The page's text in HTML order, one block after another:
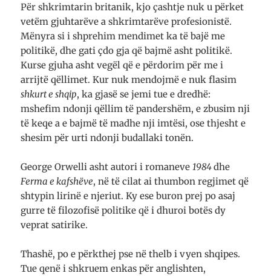
Për shkrimtarin britanik, kjo çashtje nuk u përket
vetëm gjuhtarëve a shkrimtarëve profesionistë.
Mënyra si i shprehim mendimet ka të bajë me
politikë, dhe gati çdo gja që bajmë asht politikë.
Kurse gjuha asht vegël që e përdorim për me i
arrijtë qëllimet. Kur nuk mendojmë e nuk flasim
shkurt e shqip, ka gjasë se jemi tue e dredhë:
mshefim ndonji qëllim të pandershëm, e zbusim nji
të keqe a e bajmë të madhe nji imtësi, ose thjesht e
shesim për urti ndonji budallaki tonën.
George Orwelli asht autori i romaneve 1984dhe
Ferma e kafshëve, në të cilat ai thumbon regjimet që
shtypin lirinë e njeriut. Ky ese buron prej po asaj
gurre të filozofisë politike që i dhuroi botës dy
veprat satirike.
Thashë, po e përkthej pse në thelb i vyen shqipes.
Tue qenë i shkruem enkas për anglishten,